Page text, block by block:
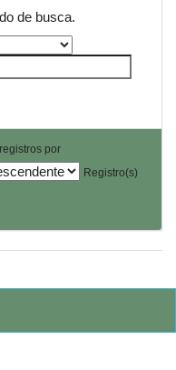
de busca.
por
Registro(s)